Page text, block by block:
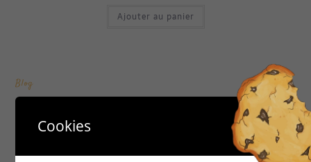
Ajouter au panier
Blog
Ecole de Géobiologie Programme
CINQ JOURS (3 + 2) DE FORMATION GEOBIOLOGIE
Cookies